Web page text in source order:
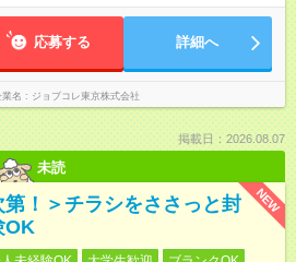
応募する 詳細へ
名 ジョブコレ東京株式会社
掲載日：2026.08.07
未読
NEW
第！＞チラシをささっと封
OK